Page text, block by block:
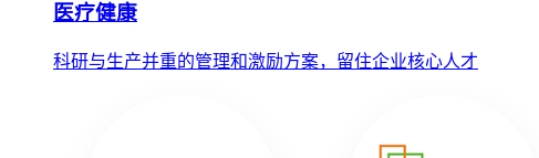
医疗健康
科研与生产并重的管理和激励方案，留住企业核心人才